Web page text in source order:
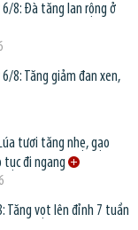
6/8: Đà tăng lan rộng ở
8: Tăng giảm đan xen,
tươi tăng nhẹ, gạo
đi ngang
Tăng vọt lên đỉnh 7 tuần